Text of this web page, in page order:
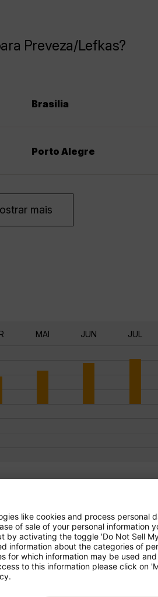
Preveza/Lefkas?
Brasilia
Porto Alegre
mais
MAI JUN JUL
Parta de "Portugal" para as
o seu voo Lisboa (LIS) -